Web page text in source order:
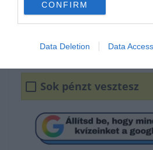
CONFIRM
Data Deletion Data Access
oldalra
Pénzhez fogsz jutni
Sok pénzt vesztesz